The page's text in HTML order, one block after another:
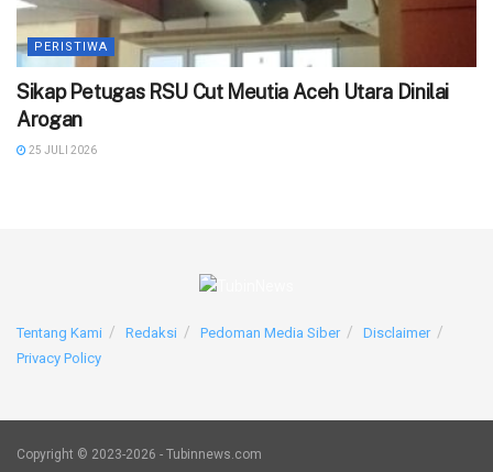
PERISTIWA
‎Sikap Petugas RSU Cut Meutia Aceh Utara Dinilai
Arogan
25 JULI 2026
Tentang Kami Redaksi Pedoman Media Siber
Disclaimer
Privacy Policy
Copyright © 2023-2026 - Tubinnews.com